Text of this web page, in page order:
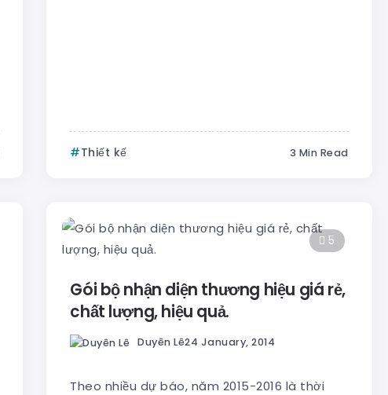
Thiết kế 3 Min Read
5
Gói bộ nhận diện thương hiệu giá rẻ,
chất lượng, hiệu quả.
Duyên Lê24 January, 2014
Theo nhiều dự báo, năm 2015-2016 là thời